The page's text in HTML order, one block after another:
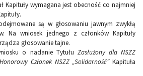
Kapituły wymagana jest obecność co najmniej
są w głosowaniu jawnym zwykłą
Na wniosek jednego z członków Kapituły
głosowanie tajne.
o nadanie Tytułu Zasłużony dla NSZZ
Honorowy Członek NSZZ „Solidarność”Kapituła